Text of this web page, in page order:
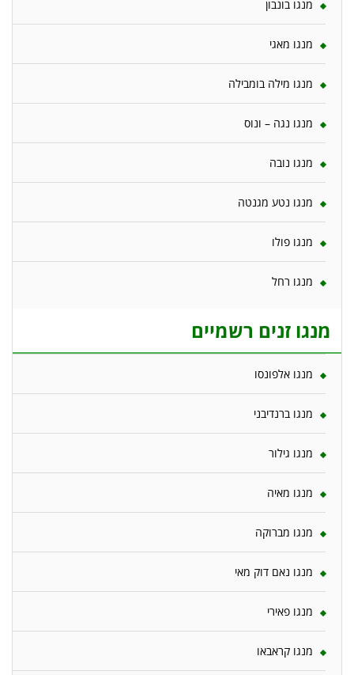
מנגו בונבון
מנגו מאגי
מנגו מילה בומבילה
מנגו נגה – ונוס
מנגו נובה
מנגו נטע מגנטה
מנגו פולו
מנגו רחל
מנגו זנים רשמיים
מנגו אלפונסו
מנגו ברנדיבני
מנגו גילור
מנגו מאיה
מנגו מברוקה
מנגו נאם דוק מאי
מנגו פאירי
מנגו קראבאו